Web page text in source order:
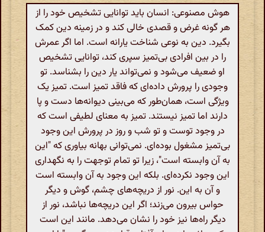
هوش مصنوعی: انسان باید توانایی تشخیص خود را از
هر گونه غرض و قصدی خالی کند و در زمینه دین کمک
بگیرد. دین به نوعی شناخت یارانه است. اما اگر عمرش
را در بین افرادی بی‌تمیز سپری کند، توانایی تشخیص
او ضعیف می‌شود و نمی‌تواند یار دین را بشناسد. تو
وجودی را پرورش داده‌ای که فاقد تمیز است. تمیز یک
ویژگی است، همان‌طور که می‌بینی دیوانه‌ها دست و پا
دارند اما تمیز نیستند. تمیز به معنای لطیفی است که
در وجود توست و تو شب و روز در پرورش این وجود
بی‌تمیز مشغول بوده‌ای. نمی‌توانی بهانه بیاوری که "این
به آن وابسته است"، زیرا تو تمام توجهت را به نگهداری
این وجود نکرده‌ای. بلکه این وجود به آن وابسته است
و آن به این. نور از دریچه‌های چشم، گوش و دیگر
حواس بیرون می‌زند؛ اگر این دریچه‌ها نباشد، نور از
دیگر راه‌ها نیز خود را نشان می‌دهد. مانند این است